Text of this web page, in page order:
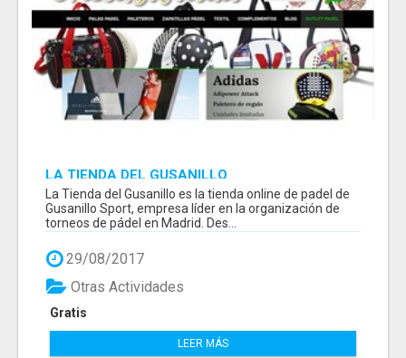
LA TIENDA DEL GUSANILLO
La Tienda del Gusanillo es la tienda online de padel de
Gusanillo Sport, empresa líder en la organización de
torneos de pádel en Madrid. Des...
29/08/2017
Gratis
Otras Actividades
LEER MÁS